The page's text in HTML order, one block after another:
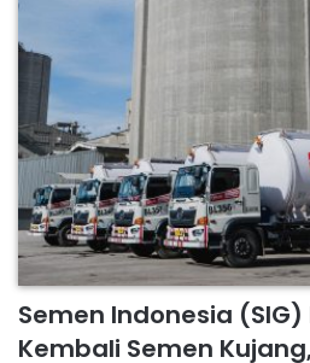
Semen Indonesia
Kembali Semen